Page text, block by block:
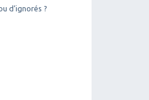
d’ignorés ?